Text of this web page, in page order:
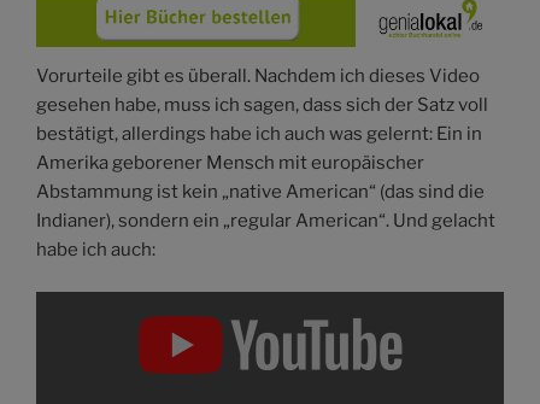
Vorurteile gibt es überall. Nachdem ich dieses Video
gesehen habe, muss ich sagen, dass sich der Satz voll
bestätigt, allerdings habe ich auch was gelernt: Ein in
Amerika geborener Mensch mit europäischer
Abstammung ist kein „native American“ (das sind die
Indianer), sondern ein „regular American“. Und gelacht
habe ich auch:
Inhalt